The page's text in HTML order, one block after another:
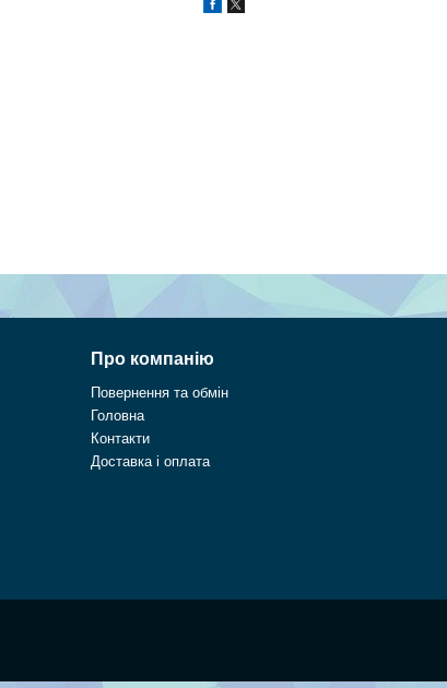
Про компанію
Повернення та обмін
Головна
Контакти
Доставка і оплата